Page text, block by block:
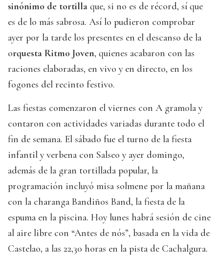
sinónimo de tortilla que, si no es de récord, sí que
es de lo más sabrosa. Así lo pudieron comprobar
ayer por la tarde los presentes en el descanso de la
orquesta Ritmo Joven, quienes acabaron con las
raciones elaboradas, en vivo y en directo, en los
fogones del recinto festivo.
Las fiestas comenzaron el viernes con A gramola y
contaron con actividades variadas durante todo el
fin de semana. El sábado fue el turno de la fiesta
infantil y verbena con Salseo y ayer domingo,
además de la gran tortillada popular, la
programación incluyó misa solmene por la mañana
con la charanga Bandiños Band, la fiesta de la
espuma en la piscina. Hoy lunes habrá sesión de cine
al aire libre con “Antes de nós”, basada en la vida de
Castelao, a las 22,30 horas en la pista de Cachalgura.